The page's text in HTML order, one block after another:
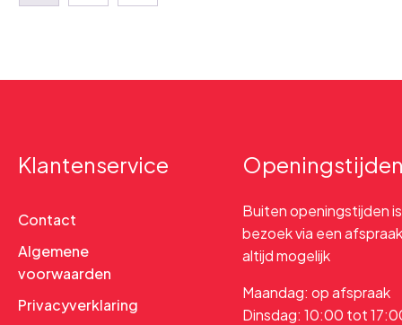
Klantenservice
Contact
Algemene
voorwaarden
Privacyverklaring
Buiten openingstijden is
bezoek via een afspraak
altijd mogelijk
Maandag: op afspraak
Dinsdag: 10:00 tot